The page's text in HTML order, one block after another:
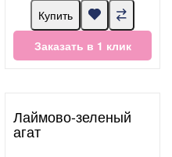
Купить
Заказать в 1 клик
Лаймово-зеленый
агат